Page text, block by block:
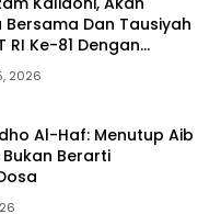
Bersama Dan Tausiyah
RI Ke-81 Dengan
Qoim Nur’aini M.Pd
2026
Al-Haf: Menutup Aib
Berarti